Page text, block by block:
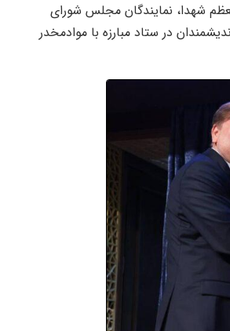
شهدا، نمایندگان مجلس شورای
در ستاد مبارزه با موادمخدر